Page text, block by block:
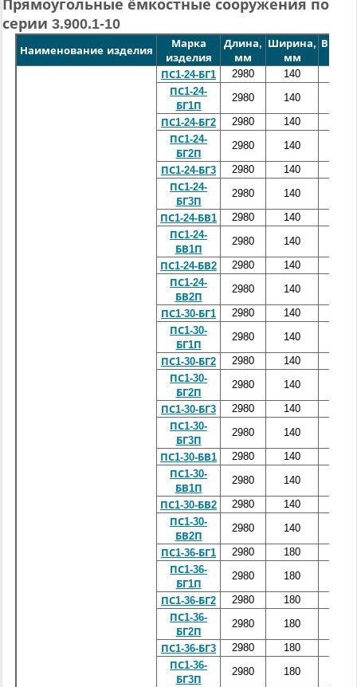
Прямоугольные ёмкостные сооружения по
серии 3.900.1-10
Наименование изделия
Марка
изделия
Длина,
мм
Ширина,
мм
ПС1-24-БГ1
2980 140
ПС1-24-
БГ1П
2980 140
ПС1-24-БГ2 2980 140
ПС1-24-
БГ2П
2980 140
ПС1-24-БГ3 2980 140
ПС1-24-
БГ3П
2980 140
ПС1-24-БВ1 2980 140
ПС1-24-
БВ1П
2980 140
ПС1-24-БВ2 2980 140
ПС1-24-
БВ2П
2980 140
ПС1-30-БГ1 2980 140
ПС1-30-
БГ1П
2980 140
ПС1-30-БГ2 2980 140
ПС1-30-
БГ2П
2980 140
ПС1-30-БГ3 2980 140
ПС1-30-
БГ3П
2980 140
ПС1-30-БВ1 2980 140
ПС1-30-
БВ1П
2980 140
ПС1-30-БВ2 2980 140
ПС1-30-
БВ2П
2980 140
ПС1-36-БГ1 2980 180
ПС1-36-
БГ1П
2980 180
ПС1-36-БГ2 2980 180
ПС1-36-
БГ2П
2980 180
ПС1-36-БГ3 2980 180
ПС1-36-
БГ3П
2980 180